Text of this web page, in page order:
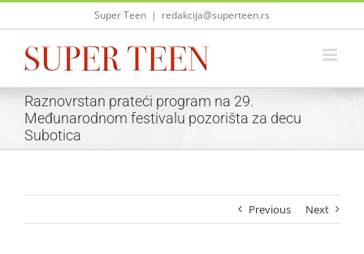
Skip
Super Teen | redakcija@superteen.rs
Raznovrstan prateći program na 29.
Međunarodnom festivalu pozorišta za decu
Subotica
Previous Next